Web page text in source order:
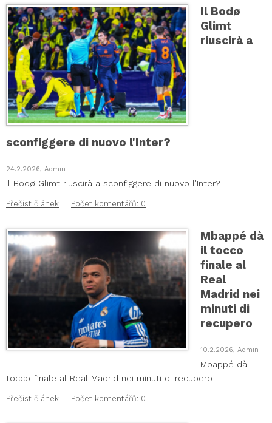
Il Bodø
Glimt
riuscirà a
sconfiggere di nuovo l'Inter?
24.2.2026, Admin
Il Bodø Glimt riuscirà a sconfiggere di nuovo l'Inter?
Přečíst článek Počet komentářů: 0
Mbappé dà
il tocco
finale al
Real
Madrid nei
minuti di
recupero
10.2.2026, Admin
Mbappé dà il
tocco finale al Real Madrid nei minuti di recupero
Přečíst článek Počet komentářů: 0